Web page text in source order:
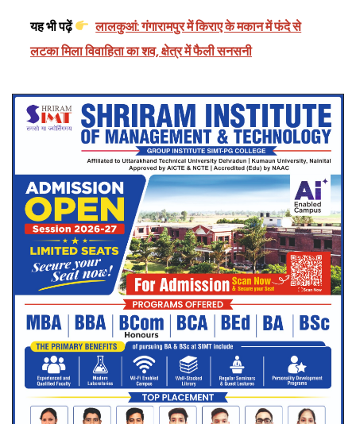
यह भी पढ़ें
लालकुआं: गंगारामपुर में किराए के मकान में फंदे से
लटका मिला विवाहिता का शव, क्षेत्र में फैली सनसनी